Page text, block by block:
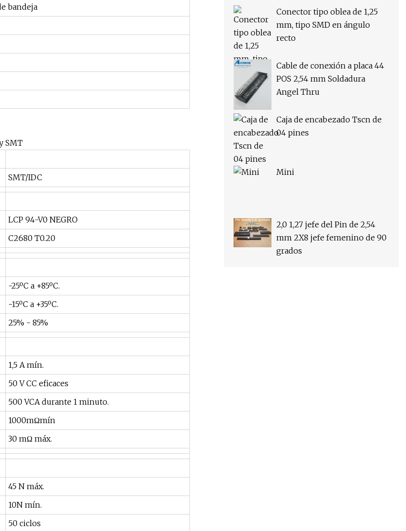
bandeja
SMT
SMT/IDC
LCP 94-V0 NEGRO
C2680 T0.20
-25ºC a +85ºC.
-15ºC a +35ºC.
25% - 85%
1,5 A mín.
50 V CC eficaces
500 VCA durante 1 minuto.
1000mΩmín
30 mΩ máx.
45 N máx.
10N mín.
50 ciclos
Conector tipo oblea de 1,25
mm, tipo SMD en ángulo
recto
Cable de conexión a placa 44
POS 2,54 mm Soldadura
Angel Thru
Caja de encabezado Tscn de
04 pines
Mini
2,0 1,27 jefe del Pin de 2,54
mm 2X8 jefe femenino de 90
grados